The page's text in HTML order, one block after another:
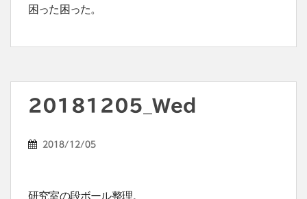
困った困った。
20181205_Wed
2018/12/05
研究室の段ボール整理。